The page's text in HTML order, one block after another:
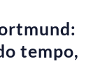
tempo,